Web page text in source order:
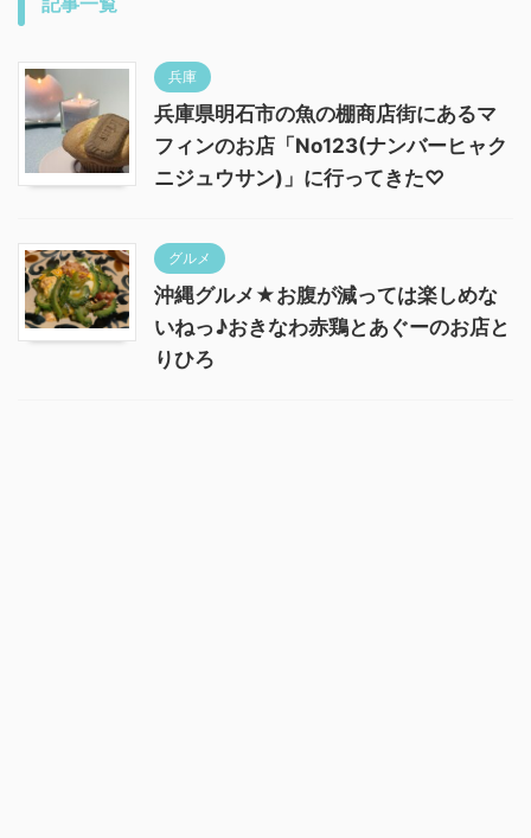
兵庫
兵庫県明石市の魚の棚商店街にあるマ
フィンのお店「No123(ナンバーヒャク
ニジュウサン)」に行ってきた♡
グルメ
沖縄グルメ★お腹が減っては楽しめな
いねっ♪おきなわ赤鶏とあぐーのお店と
りひろ